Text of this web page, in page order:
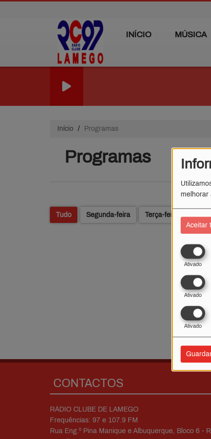
melhorar
Aceitar
Ativado
Ativado
Ativado
INÍCIO MÚSICA
Início Programas
Programas
Tudo Segunda-feira Terça-feira Qua.
CONTACTOS
RÁDIO CLUBE DE LAMEGO
Frequências: 97 e 107.9 FM
Rua Eng.º Pina Manique e Albuquerque, Bloco 6 -